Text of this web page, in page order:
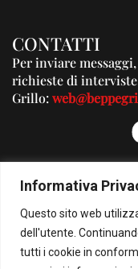
Informativa
Questo sito web
dell'utente.
tutti i cookie in
CONTATTI
Per inviare
richieste di
Grillo: